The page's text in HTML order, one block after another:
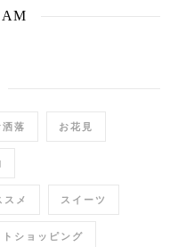
洒落 お花見
スメ スイーツ
トショッピング